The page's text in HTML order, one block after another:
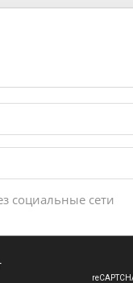
социальные сети